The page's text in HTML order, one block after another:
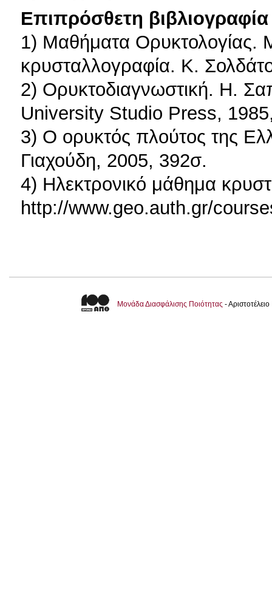
Επιπρόσθετη βιβλιογραφία
1) Μαθήματα Ορυκτολογίας.
κρυσταλλογραφία. Κ.
2) Ορυκτοδιαγνωστική. Η.
University Studio Press,
3) Ο ορυκτός πλούτος της
Γιαχούδη, 2005, 392σ.
4) Ηλεκτρονικό μάθημα
http://www.geo.auth.gr/
Μονάδα Διασφάλισης Ποιότητας -